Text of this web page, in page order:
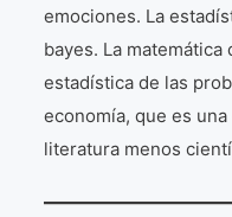
emociones. La
bayes. La
estadística de las
economía, que es
literatura menos